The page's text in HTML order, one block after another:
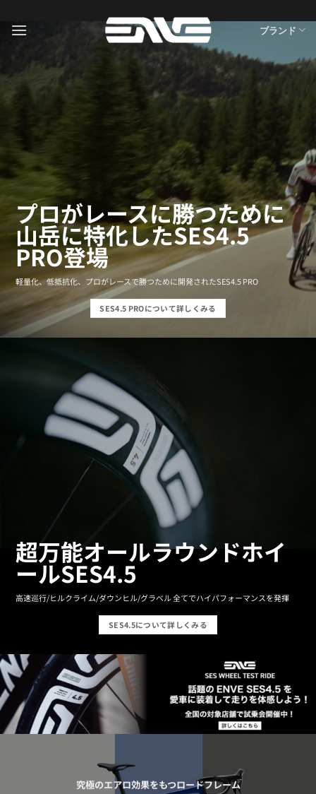
ブランド
プロがレースに勝つために
山岳に特化したSES4.5
PRO登場
軽量化、低抵抗化、プロがレースで勝つために開発されたSES4.5 PRO
SES4.5 PROについて詳しくみる
超万能オールラウンドホイ
ールSES4.5
高速巡行/ヒルクライム/ダウンヒル/グラべル 全てでハイパフォーマンスを発揮
SES4.5について詳しくみる
究極のエアロ効果をもつロードフレーム